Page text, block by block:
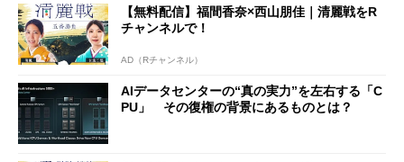
【無料配信】福間香奈×西山朋佳｜清麗戦をR
チャンネルで！
AD（Rチャンネル）
AIデータセンターの“真の実力”を左右する「C
PU」 その復権の背景にあるものとは？